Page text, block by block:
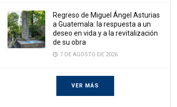
Regreso de Miguel Ángel Asturias
a Guatemala: la respuesta a un
deseo en vida y a la revitalización
de su obra
7 DE AGOSTO DE 2026
VER MÁS